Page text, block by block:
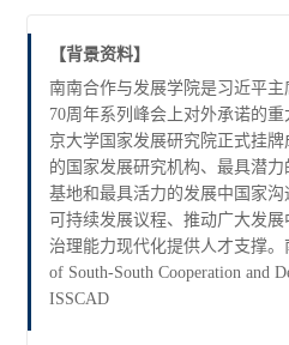
【背景资料】
南南合作与发展学院是习近平主
70周年系列峰会上对外承诺的
京大学国家发展研究院正式挂
的国家发展研究机构、最具潜
基地和最具活力的发展中国家
可持续发展议程、推动广大发
治理能力现代化提供人才支撑
of South-South Cooperation and
ISSCAD